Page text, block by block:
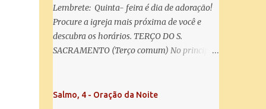
fruto do vosso ventre, ó clemente, ó piedosa,
ó doce e sempre Virgem Maria. Rogai por
nós Santa Mãe de Deus. Para que sejamos
dignos das promessas de Cristo. Amém.
Lembrete: Quinta- feira é dia de adoração!
Procure a igreja mais próxima de você e
descubra os horários. TERÇO DO S.
SACRAMENTO (Terço comum) No principio:
Sacramentado, não permitais que eu viva
Salmo, 4 - Oração da Noite